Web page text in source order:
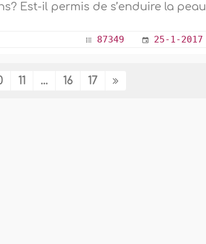
Est-il permis de s’enduire la peau
87349 25-1-2017
11 ... 16 17